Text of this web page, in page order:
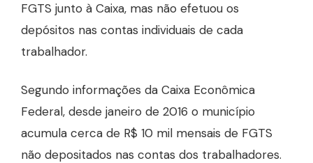
FGTS junto à Caixa, mas não efetuou os
depósitos nas contas individuais de cada
trabalhador.
Segundo informações da Caixa Econômica
Federal, desde janeiro de 2016 o município
acumula cerca de R$ 10 mil mensais de FGTS
não depositados nas contas dos trabalhadores.